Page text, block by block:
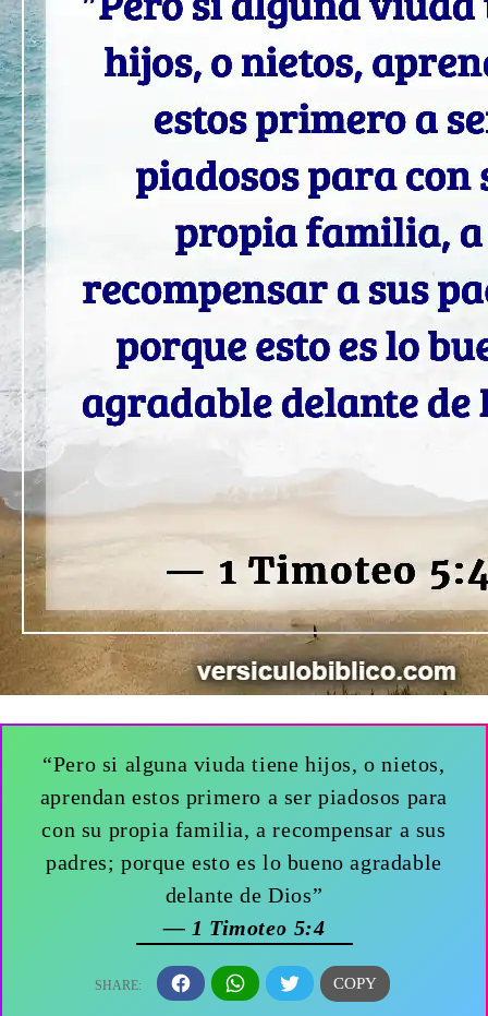
“Pero si alguna viuda tiene hijos, o nietos,
aprendan estos primero a ser piadosos para
con su propia familia, a recompensar a sus
padres; porque esto es lo bueno agradable
delante de Dios”
— 1 Timoteo 5:4